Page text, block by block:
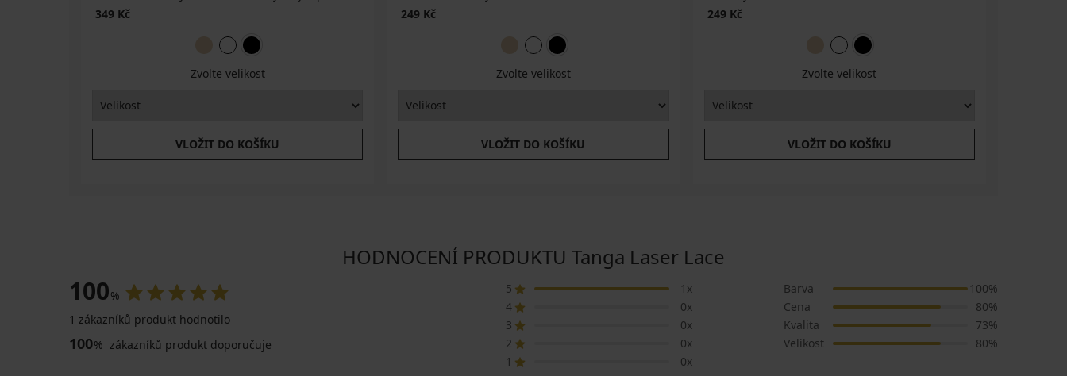
349 Kč
Zvolte velikost
VLOŽIT DO KOŠÍKU
249 Kč
Zvolte velikost
VLOŽIT DO KOŠÍKU
249 Kč
Zvolte velikost
VLOŽIT DO KOŠÍKU
HODNOCENÍ PRODUKTU Tanga Laser Lace
100%
1 zákazníků produkt hodnotilo
100% zákazníků produkt doporučuje
5
1x
4
0x
3
0x
2
0x
1
0x
Barva
100%
Cena
80%
Kvalita
73%
Velikost
80%